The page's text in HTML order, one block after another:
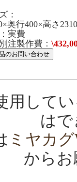
：
奥行400×高さ
実費
注製作費：
用して
は
ミヤカ
から